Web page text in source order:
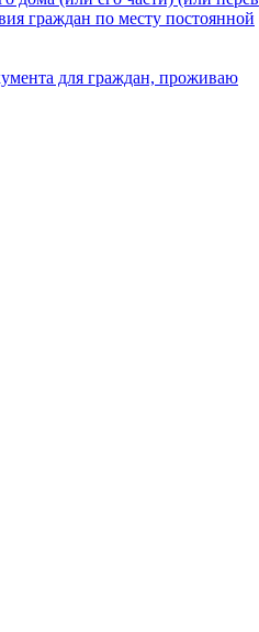
граждан по месту постоянной
для граждан, проживаю